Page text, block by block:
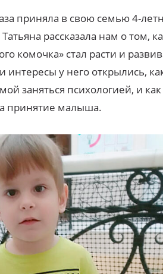
приняла в свою семью 4-
рассказала нам о том,
комочка» стал расти и
интересы у него открылись,
заняться психологией, и как
принятие малыша.